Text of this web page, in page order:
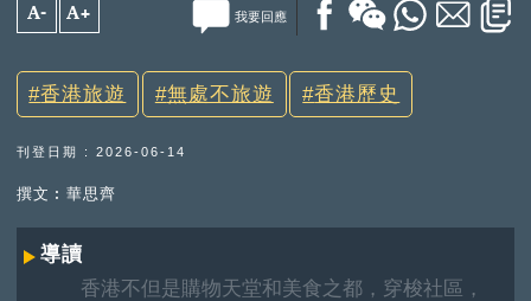
A- A+ 我要回應
香港旅遊 無處不旅遊 香港歷史
刊登日期 : 2026-06-14
撰文︰華思齊
導讀
香港不但是購物天堂和美食之都，穿梭社區，